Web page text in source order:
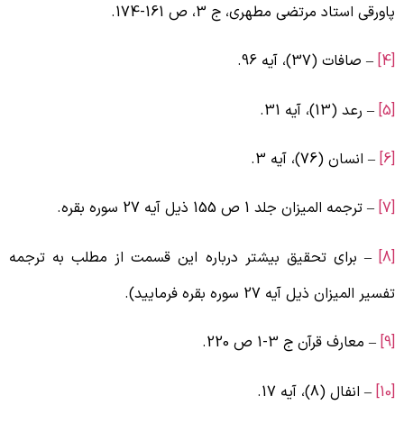
استاد مرتضی مطهری، ج 3، ص 161-174.
– صافات (37)، آیه 96.
– رعد (13)، آیه 31.
– انسان (76)، آیه 3.
– ترجمه المیزان جلد 1 ص 155 ذیل آیه 27 سوره بقره.
– برای تحقیق بیشتر درباره این قسمت از مطلب به ترجمه
المیزان ذیل آیه 27 سوره بقره فرمایید).
– معارف قرآن ج 3-1 ص 220.
– انفال (8)، آیه 17.